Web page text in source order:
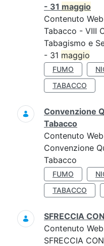
- 31 maggio
Contenuto Web
Tabacco - VIII
Tabagismo e
- 31 maggio
FUMO
TABACCO
Convenzione
Tabacco
Contenuto Web
Convenzione
Tabacco
FUMO
TABACCO
SFRECCIA
Contenuto Web
SFRECCIA